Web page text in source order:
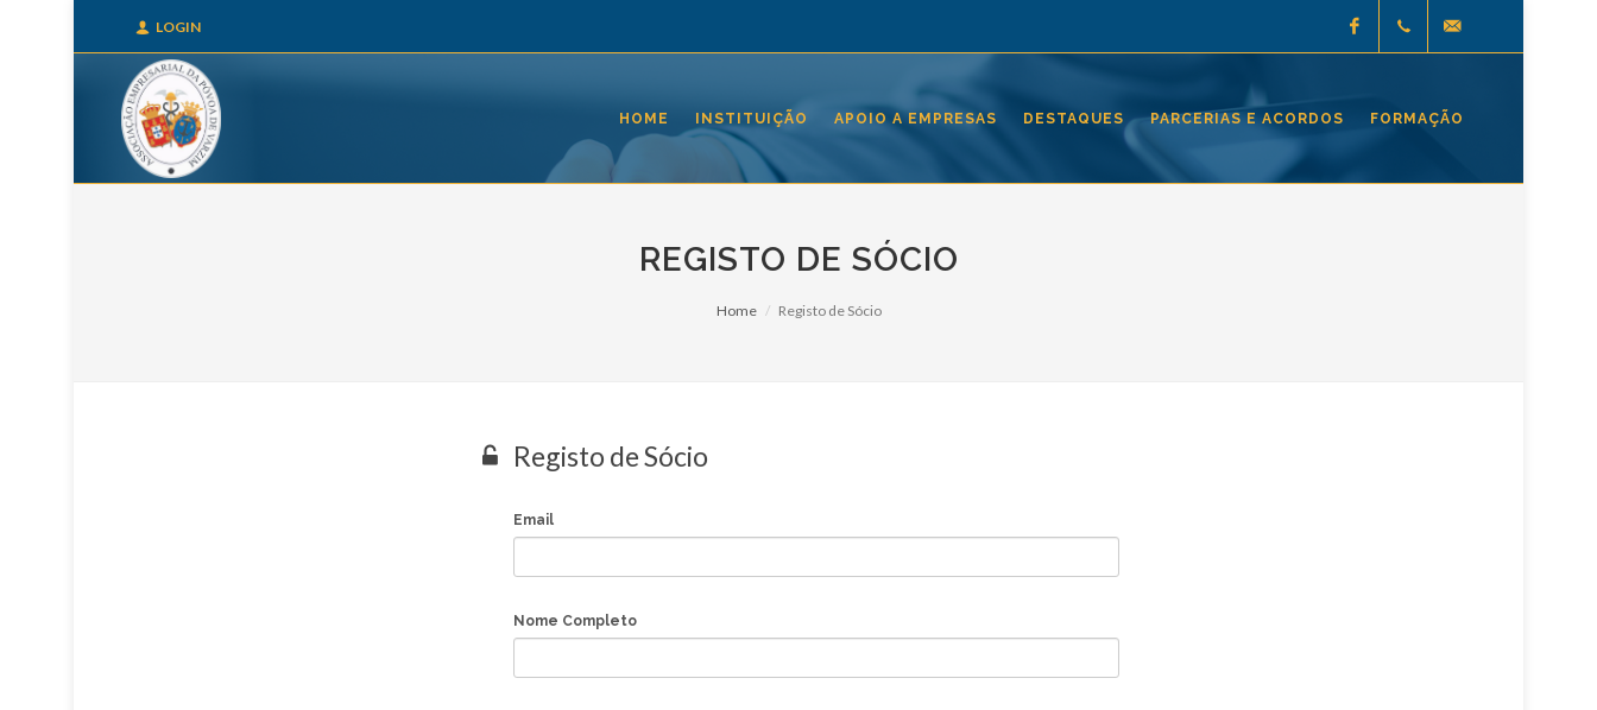
LOGIN
252 624
661 (
HOME INSTITUIÇÃO APOIO A EMPRESAS DESTAQUES PARCERIAS E ACORDOS FORMAÇÃO
REGISTO DE SÓCIO
Home Registo de Sócio
Registo de Sócio
Email
Nome Completo